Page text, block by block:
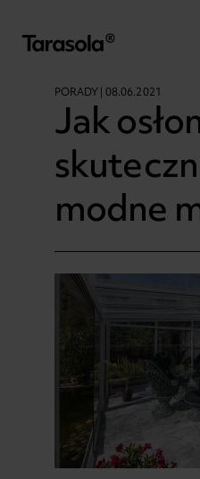
PORADY | 08.06.2021
Jak
modne